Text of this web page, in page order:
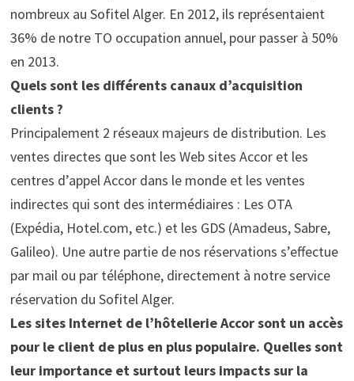
nombreux au Sofitel Alger. En 2012, ils représentaient
36% de notre TO occupation annuel, pour passer à 50%
en 2013.
Quels sont les différents canaux d’acquisition
clients ?
Principalement 2 réseaux majeurs de distribution. Les
ventes directes que sont les Web sites Accor et les
centres d’appel Accor dans le monde et les ventes
indirectes qui sont des intermédiaires : Les OTA
(Expédia, Hotel.com, etc.) et les GDS (Amadeus, Sabre,
Galileo). Une autre partie de nos réservations s’effectue
par mail ou par téléphone, directement à notre service
réservation du Sofitel Alger.
Les sites Internet de l’hôtellerie Accor sont un accès
pour le client de plus en plus populaire. Quelles sont
leur importance et surtout leurs impacts sur la